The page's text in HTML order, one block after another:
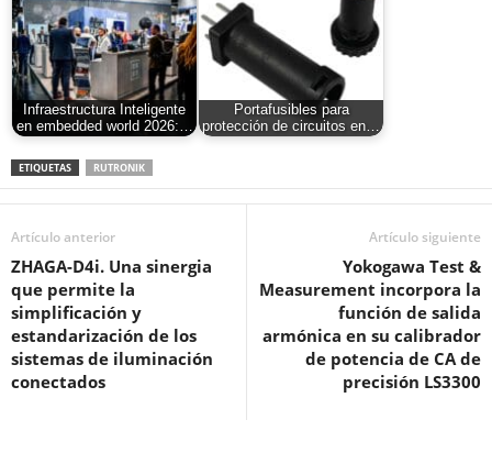
Infraestructura Inteligente
en embedded world 2026:…
Portafusibles para
protección de circuitos en…
ETIQUETAS RUTRONIK
Artículo anterior
ZHAGA-D4i. Una sinergia
que permite la
simplificación y
estandarización de los
sistemas de iluminación
conectados
Artículo siguiente
Yokogawa Test &
Measurement incorpora la
función de salida
armónica en su calibrador
de potencia de CA de
precisión LS3300